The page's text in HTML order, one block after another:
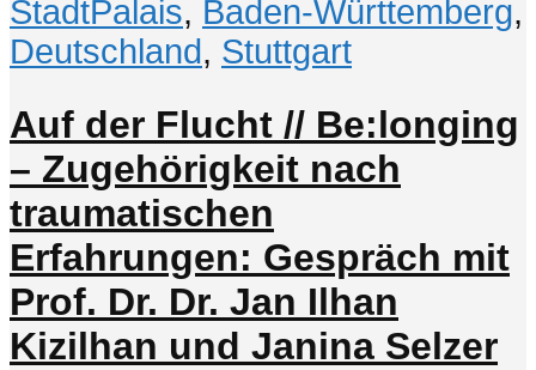
StadtPalais, Baden-Württemberg,
Deutschland, Stuttgart
Auf der Flucht // Be:longing
– Zugehörigkeit nach
traumatischen
Erfahrungen: Gespräch mit
Prof. Dr. Dr. Jan Ilhan
Kizilhan und Janina Selzer